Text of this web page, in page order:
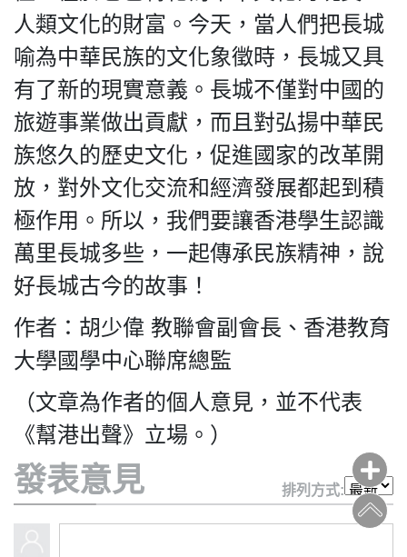
人類文化的財富。今天，當人們把長城
喻為中華民族的文化象徵時，長城又具
有了新的現實意義。長城不僅對中國的
旅遊事業做出貢獻，而且對弘揚中華民
族悠久的歷史文化，促進國家的改革開
放，對外文化交流和經濟發展都起到積
極作用。所以，我們要讓香港學生認識
萬里長城多些，一起傳承民族精神，說
好長城古今的故事！
作者：胡少偉 教聯會副會長、香港教育
大學國學中心聯席總監
（文章為作者的個人意見，並不代表
《幫港出聲》立場。）
發表意見 排列方式: